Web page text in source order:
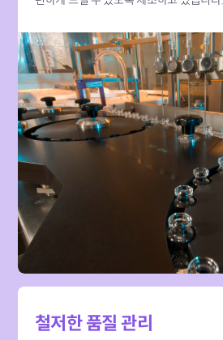
철저한 품질 관리